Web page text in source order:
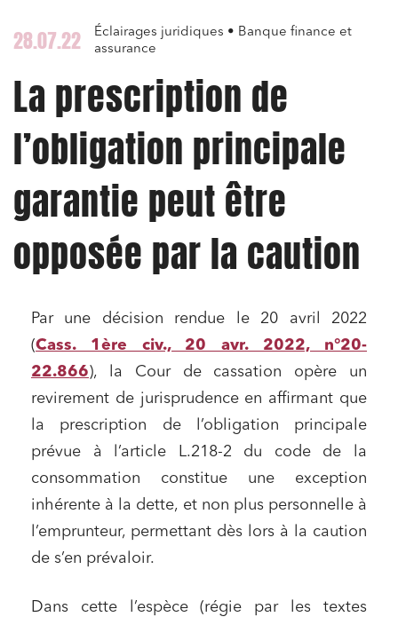
28.07.22
Éclairages juridiques • Banque finance et
assurance
La prescription de
l’obligation principale
garantie peut être
opposée par la caution
Par une décision rendue le 20 avril 2022
(Cass. 1ère civ., 20 avr. 2022, n°20-
22.866), la Cour de cassation opère un
revirement de jurisprudence en affirmant que
la prescription de l’obligation principale
prévue à l’article L.218-2 du code de la
consommation constitue une exception
inhérente à la dette, et non plus personnelle à
l’emprunteur, permettant dès lors à la caution
de s’en prévaloir.
Dans cette l’espèce (régie par les textes